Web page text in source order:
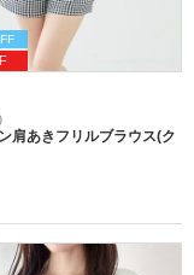
肩あきフリルブラウス(ク